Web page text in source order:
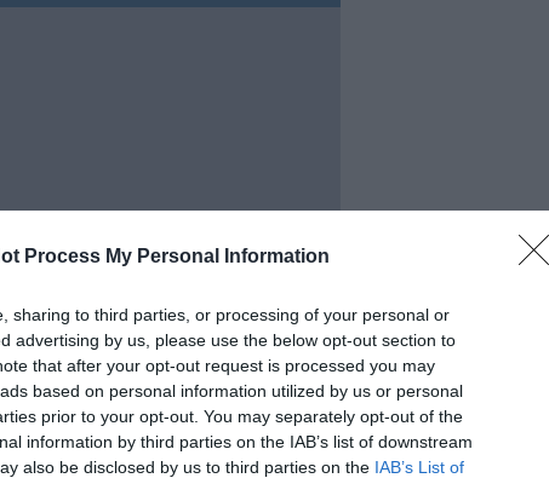
Process My Personal Information
sharing to third parties, or processing of your personal or
advertising by us, please use the below opt-out section to
that after your opt-out request is processed you may
based on personal information utilized by us or personal
prior to your opt-out. You may separately opt-out of the
information by third parties on the IAB’s list of downstream
also be disclosed by us to third parties on the IAB’s List of